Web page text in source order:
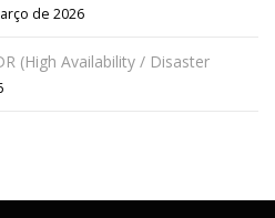
de 2026
(High Availability / Disaster